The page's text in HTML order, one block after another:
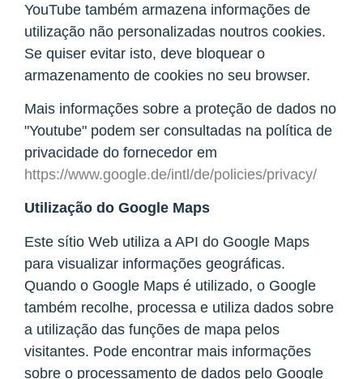
YouTube também armazena informações de
utilização não personalizadas noutros cookies.
Se quiser evitar isto, deve bloquear o
armazenamento de cookies no seu browser.
Mais informações sobre a proteção de dados no
"Youtube" podem ser consultadas na política de
privacidade do fornecedor em
https://www.google.de/intl/de/policies/privacy/
Utilização do Google Maps
Este sítio Web utiliza a API do Google Maps
para visualizar informações geográficas.
Quando o Google Maps é utilizado, o Google
também recolhe, processa e utiliza dados sobre
a utilização das funções de mapa pelos
visitantes. Pode encontrar mais informações
sobre o processamento de dados pelo Google